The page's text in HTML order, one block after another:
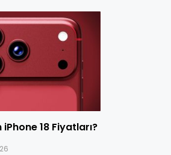
iPhone 18 Fiyatları?